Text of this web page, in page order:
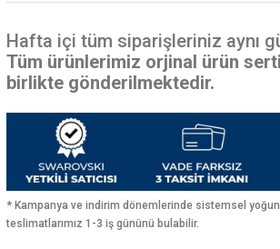
Hafta içi tüm siparişleriniz aynı
Tüm ürünlerimiz orjinal ürün
birlikte gönderilmektedir.
* Kampanya ve indirim dönemlerinde sistemsel
teslimatlarımız 1-3 iş gününü bulabilir.